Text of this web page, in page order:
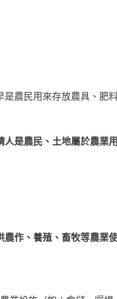
是農民用來存放農具、肥
人是農民、土地屬於農業
農作、養殖、畜牧等農業